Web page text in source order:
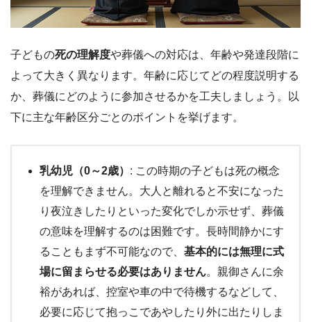
子どもの死の理解度や葬儀への対応は、年齢や発達段階に
よって大きく異なります。年齢に応じてどの程度説明する
か、葬儀にどのように参加させるかを工夫しましょう。以
下に主な年齢区分ごとのポイントを挙げます。
乳幼児（0～2歳） : この時期の子どもは死の概念
を理解できません。大人と離れると不安になった
り夜泣きしたりといった変化でしか示せず、葬儀
の意味を理解するのは困難です。長時間静かにす
ることもまず不可能なので、 基本的には無理に式
場に留まらせる必要はありません。親御さんに余
裕があれば、控室や車の中で待機するなどして、
必要に応じて抱っこであやしたり外に出たりしま